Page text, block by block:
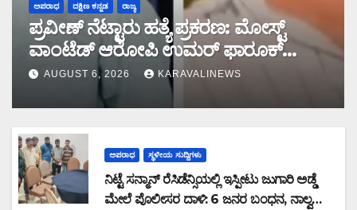
ಅಪರಾಧ ದಕ್ಷಿಣ ಕನ್ನಡ ರಾಜ್ಯ
ಪ್ರವೀಣ್ ನೆಟ್ಟಾರು ಹತ್ಯೆ ಪ್ರಕರಣ: ಮೋಸ್ಟ್
ವಾಂಟೆಡ್ ಆರೋಪಿ ಉಮರ್ ಫಾರೂಕ್
ಕೊಚ್ಚಿಯಲ್ಲಿ ಎನ್‌ಐಎ ವಶಕ್ಕೆ
AUGUST 6, 2026 KARAVALINEWS
ಅಪರಾಧ ಸ್ಥಳೀಯ ಸುದ್ದಿಗಳು
ನಿಟ್ಟೆ ಸನ್ಮಾನ್ ರೆಸಿಡೆನ್ಸಿಯಲ್ಲಿ ಇಸ್ಪೀಟು ಜುಗಾರಿ ಅಡ್ಡೆ
ಮೇಲೆ ಪೊಲೀಸರ ದಾಳಿ: 6 ಜನರ ಬಂಧನ, ನಾಲ್ವರು